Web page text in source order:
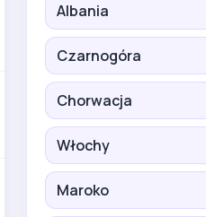
Albania
Czarnogóra
Chorwacja
Włochy
Maroko